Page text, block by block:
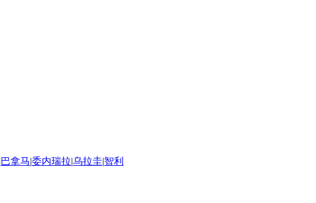
巴拿马|委内瑞拉|乌拉圭|智利